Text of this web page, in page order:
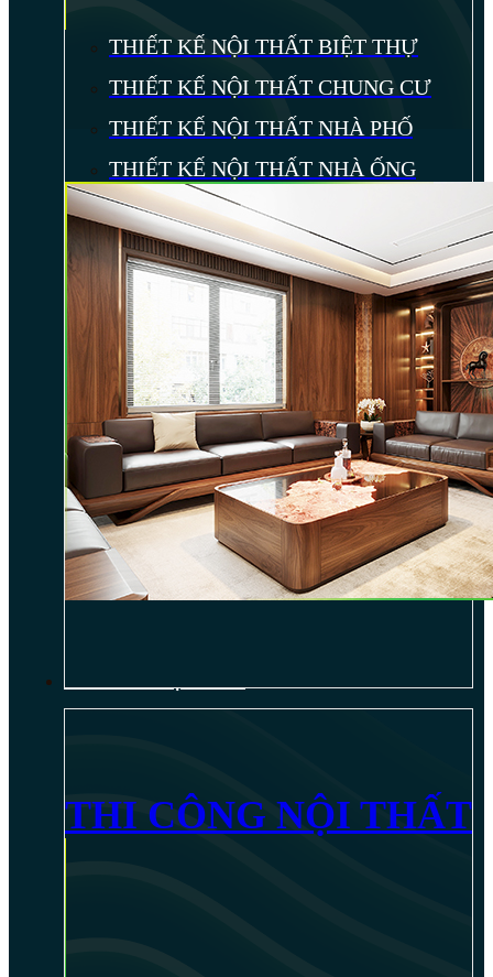
THIẾT KẾ NỘI THẤT BIỆT THỰ
THIẾT KẾ NỘI THẤT CHUNG CƯ
THIẾT KẾ NỘI THẤT NHÀ PHỐ
THIẾT KẾ NỘI THẤT NHÀ ỐNG
THI CÔNG NỘI THẤT